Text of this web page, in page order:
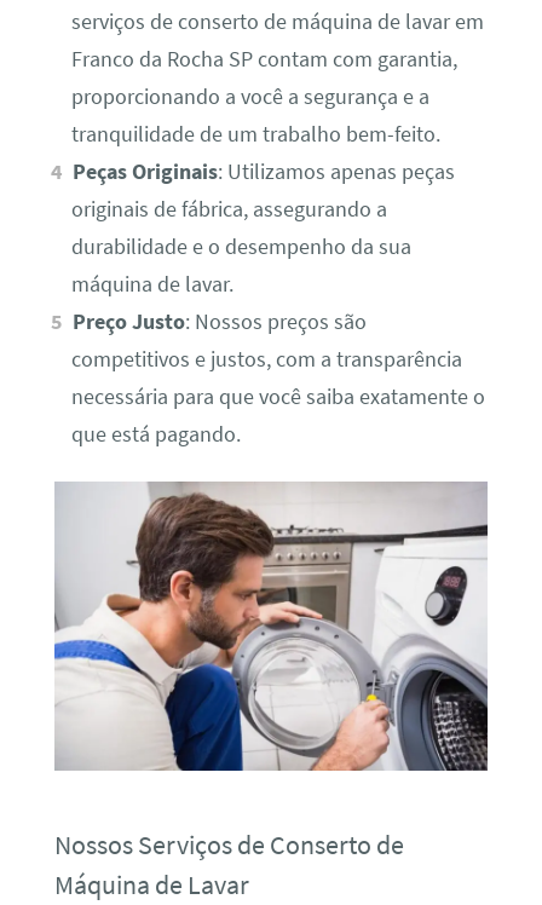
serviços de conserto de máquina de lavar em
Franco da Rocha SP contam com garantia,
proporcionando a você a segurança e a
tranquilidade de um trabalho bem-feito.
Peças Originais: Utilizamos apenas peças
originais de fábrica, assegurando a
durabilidade e o desempenho da sua
máquina de lavar.
Preço Justo: Nossos preços são
competitivos e justos, com a transparência
necessária para que você saiba exatamente o
que está pagando.
Nossos Serviços de Conserto de
Máquina de Lavar